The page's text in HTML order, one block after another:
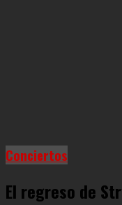
Conciertos
El regreso de